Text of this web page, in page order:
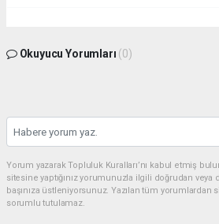
Okuyucu Yorumları (0)
Yorum yazarak Topluluk Kuralları’nı kabul etmiş
sitesine yaptığınız yorumunuzla ilgili doğrudan
başınıza üstleniyorsunuz. Yazılan tüm
sorumlu tutulamaz.